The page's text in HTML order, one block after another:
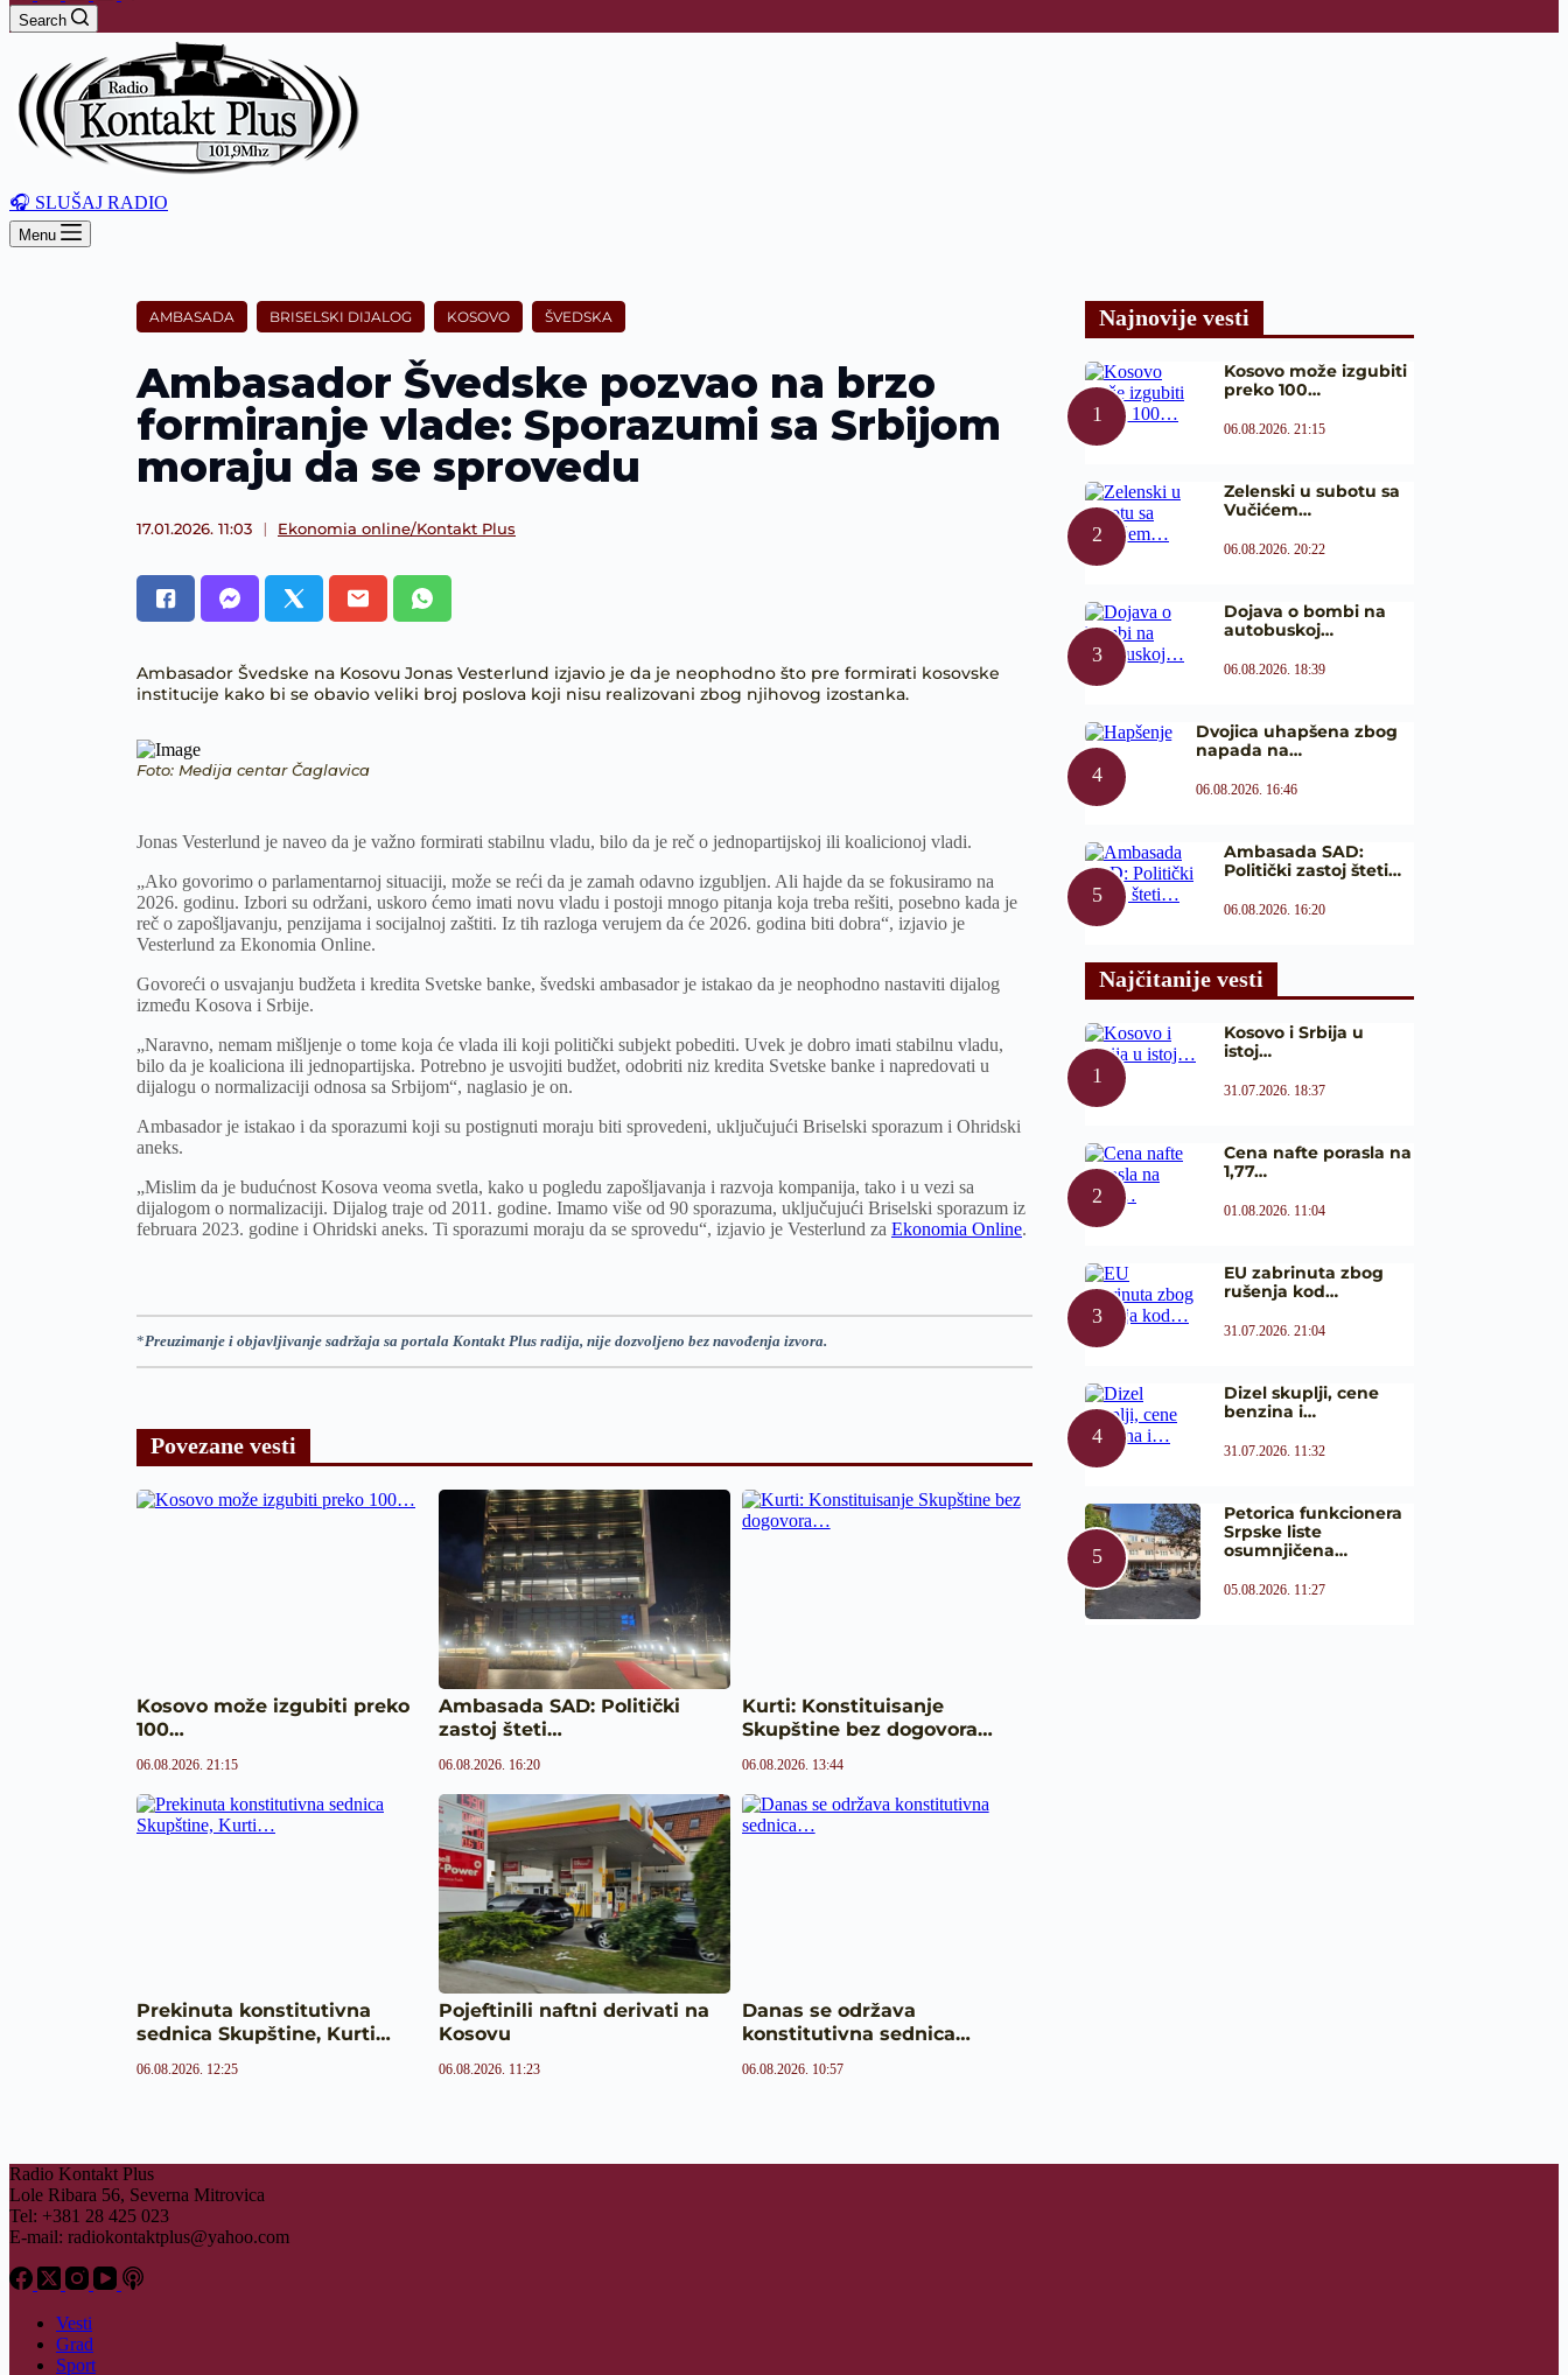
Search
🎧 SLUŠAJ RADIO
Menu
AMBASADA BRISELSKI DIJALOG KOSOVO ŠVEDSKA
Ambasador Švedske pozvao na brzo
formiranje vlade: Sporazumi sa Srbijom
moraju da se sprovedu
17.01.2026. 11:03 Ekonomia online/Kontakt Plus
Ambasador Švedske na Kosovu Jonas Vesterlund izjavio je da je neophodno što pre formirati kosovske
institucije kako bi se obavio veliki broj poslova koji nisu realizovani zbog njihovog izostanka.
Foto: Medija centar Čaglavica
Jonas Vesterlund je naveo da je važno formirati stabilnu vladu, bilo da je reč o jednopartijskoj ili koalicionoj vladi.
„Ako govorimo o parlamentarnoj situaciji, može se reći da je zamah odavno izgubljen. Ali hajde da se fokusiramo na
2026. godinu. Izbori su održani, uskoro ćemo imati novu vladu i postoji mnogo pitanja koja treba rešiti, posebno kada je
reč o zapošljavanju, penzijama i socijalnoj zaštiti. Iz tih razloga verujem da će 2026. godina biti dobra“, izjavio je
Vesterlund za Ekonomia Online.
Govoreći o usvajanju budžeta i kredita Svetske banke, švedski ambasador je istakao da je neophodno nastaviti dijalog
između Kosova i Srbije.
„Naravno, nemam mišljenje o tome koja će vlada ili koji politički subjekt pobediti. Uvek je dobro imati stabilnu vladu,
bilo da je koaliciona ili jednopartijska. Potrebno je usvojiti budžet, odobriti niz kredita Svetske banke i napredovati u
dijalogu o normalizaciji odnosa sa Srbijom“, naglasio je on.
Ambasador je istakao i da sporazumi koji su postignuti moraju biti sprovedeni, uključujući Briselski sporazum i Ohridski
aneks.
„Mislim da je budućnost Kosova veoma svetla, kako u pogledu zapošljavanja i razvoja kompanija, tako i u vezi sa
dijalogom o normalizaciji. Dijalog traje od 2011. godine. Imamo više od 90 sporazuma, uključujući Briselski sporazum iz
februara 2023. godine i Ohridski aneks. Ti sporazumi moraju da se sprovedu“, izjavio je Vesterlund za Ekonomia Online.
*Preuzimanje i objavljivanje sadržaja sa portala Kontakt Plus radija, nije dozvoljeno bez navođenja izvora.
Povezane vesti
Kosovo može izgubiti preko
100…
06.08.2026. 21:15
Ambasada SAD: Politički
zastoj šteti…
06.08.2026. 16:20
Kurti: Konstituisanje
Skupštine bez dogovora…
06.08.2026. 13:44
Prekinuta konstitutivna
sednica Skupštine, Kurti…
06.08.2026. 12:25
Pojeftinili naftni derivati na
Kosovu
06.08.2026. 11:23
Danas se održava
konstitutivna sednica…
06.08.2026. 10:57
Najnovije vesti
Kosovo može izgubiti
preko 100…
06.08.2026. 21:15
Zelenski u subotu sa
Vučićem…
06.08.2026. 20:22
Dojava o bombi na
autobuskoj…
06.08.2026. 18:39
Dvojica uhapšena zbog
napada na…
06.08.2026. 16:46
Ambasada SAD:
Politički zastoj šteti…
06.08.2026. 16:20
Najčitanije vesti
Kosovo i Srbija u
istoj…
31.07.2026. 18:37
Cena nafte porasla na
1,77…
01.08.2026. 11:04
EU zabrinuta zbog
rušenja kod…
31.07.2026. 21:04
Dizel skuplji, cene
benzina i…
31.07.2026. 11:32
Petorica funkcionera
Srpske liste
osumnjičena…
05.08.2026. 11:27
Radio Kontakt Plus
Lole Ribara 56, Severna Mitrovica
Tel: +381 28 425 023
E-mail: radiokontaktplus@yahoo.com
Vesti
Grad
Sport